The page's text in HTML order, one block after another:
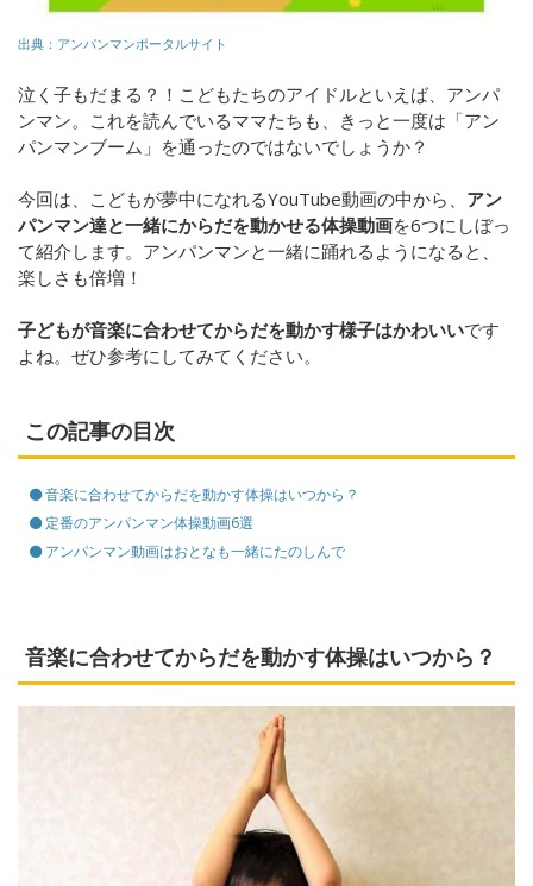
出典：アンパンマンポータルサイト
泣く子もだまる？！こどもたちのアイドルといえば、アンパ
ンマン。これを読んでいるママたちも、きっと一度は「アン
パンマンブーム」を通ったのではないでしょうか？
今回は、こどもが夢中になれるYouTube動画の中から、 アン
パンマン達と一緒にからだを動かせる体操動画を6つにしぼっ
て紹介します。アンパンマンと一緒に踊れるようになると、
楽しさも倍増！
子どもが音楽に合わせてからだを動かす様子はかわいいです
よね。ぜひ参考にしてみてください。
この記事の目次
音楽に合わせてからだを動かす体操はいつから？
定番のアンパンマン体操動画6選
アンパンマン動画はおとなも一緒にたのしんで
音楽に合わせてからだを動かす体操はいつから？